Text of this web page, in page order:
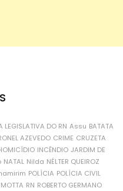
LEGISLATIVA DO RN Assu BATATA
AZEVEDO CRIME CRUZETA
INCÊNDIO JARDIM DE
NATAL Nilda NÉLTER QUEIROZ
POLÍCIA POLÍCIA CIVIL
RN ROBERTO GERMANO